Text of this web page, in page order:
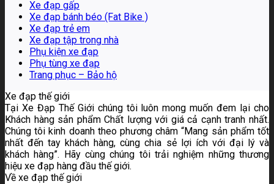
Xe đạp gấp
Xe đạp bánh béo (Fat Bike )
Xe đạp trẻ em
Xe đạp tập trong nhà
Phụ kiện xe đạp
Phụ tùng xe đạp
Trang phục – Bảo hộ
Xe đạp thế giới
Tại Xe Đạp Thế Giới chúng tôi luôn mong muốn đem lại cho
Khách hàng sản phẩm Chất lượng với giá cả cạnh tranh nhất.
Chúng tôi kinh doanh theo phương châm “Mang sản phẩm tốt
nhất đến tay khách hàng, cùng chia sẻ lợi ích với đại lý và
khách hàng”. Hãy cùng chúng tôi trải nghiệm những thương
hiệu xe đạp hàng đầu thế giới.
Về xe đạp thế giới